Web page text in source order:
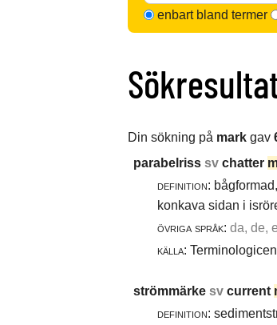
enbart bland termer
Din sökning på mark gav
parabelriss sv chatter
definition:
konkava sidan i
övriga språk: da, de,
källa:
strömmärke sv current
definition: